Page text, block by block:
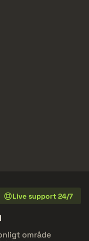
Live support 24/7
område